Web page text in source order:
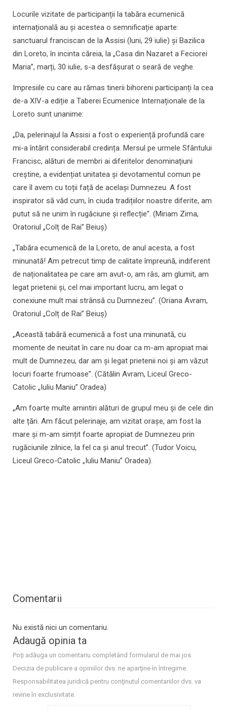
Locurile vizitate de participanții la tabăra ecumenică
internațională au și acestea o semnificație aparte:
sanctuarul franciscan de la Assisi (luni, 29 iulie) și Bazilica
din Loreto, în incinta căreia, la „Casa din Nazaret a Feciorei
Maria”, marți, 30 iulie, s-a desfășurat o seară de veghe.
Impresiile cu care au rămas tinerii bihoreni participanți la cea
de-a XIV-a ediție a Taberei Ecumenice Internaționale de la
Loreto sunt unanime:
„Da, pelerinajul la Assisi a fost o experiență profundă care
mi-a întărit considerabil credința. Mersul pe urmele Sfântului
Francisc, alături de membri ai diferitelor denominațiuni
creștine, a evidențiat unitatea și devotamentul comun pe
care îl avem cu toții față de același Dumnezeu. A fost
inspirator să văd cum, în ciuda tradițiilor noastre diferite, am
putut să ne unim în rugăciune și reflecție”. (Miriam Zima,
Oratoriul „Colț de Rai” Beiuș)
„Tabăra ecumenică de la Loreto, de anul acesta, a fost
minunată! Am petrecut timp de calitate împreună, indiferent
de naționalitatea pe care am avut-o, am râs, am glumit, am
legat prietenii și, cel mai important lucru, am legat o
conexiune mult mai strânsă cu Dumnezeu”. (Oriana Avram,
Oratoriul „Colț de Rai” Beiuș)
„Această tabără ecumenică a fost una minunată, cu
momente de neuitat în care nu doar ca m-am apropiat mai
mult de Dumnezeu, dar am și legat prietenii noi și am văzut
locuri foarte frumoase”. (Cătălin Avram, Liceul Greco-
Catolic „Iuliu Maniu” Oradea)
„Am foarte multe amintiri alături de grupul meu și de cele din
alte țări. Am făcut pelerinaje, am vizitat orașe, am fost la
mare și m-am simțit foarte apropiat de Dumnezeu prin
rugăciunile zilnice, la fel ca și anul trecut”. (Tudor Voicu,
Liceul Greco-Catolic „Iuliu Maniu” Oradea).
Comentarii
Nu există nici un comentariu.
Adaugă opinia ta
Poţi adăuga un comentariu completând formularul de mai jos.
Decizia de publicare a opiniilor dvs. ne aparţine în întregime.
Responsabilitatea juridică pentru conţinutul comentariilor dvs. va
revine în exclusivitate.